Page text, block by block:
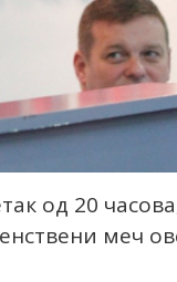
од 20
меч